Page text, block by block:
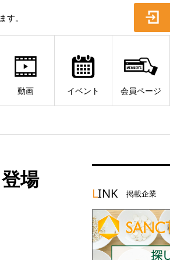
。
動画 イベント 会員ページ
場
LINK 掲載企業